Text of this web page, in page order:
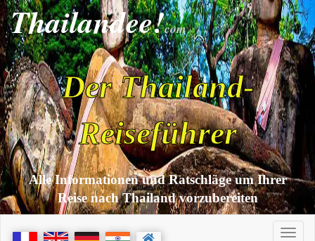
Thailandee!com
Der Thailand-
Reiseführer
Alle Informationen und Ratschläge um Ihrer
Reise nach Thailand vorzubereiten